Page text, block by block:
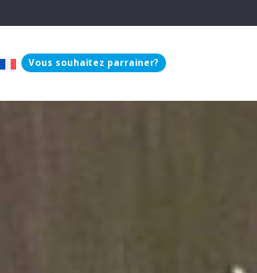
Vous souhaitez parrainer?